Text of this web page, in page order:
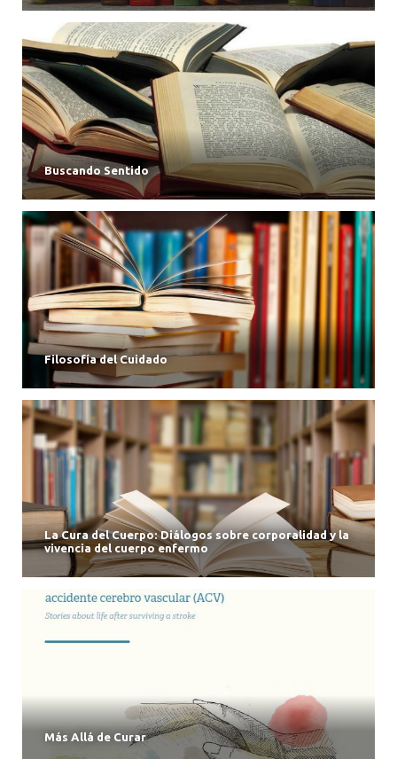
Buscando Sentido
Filosofía del Cuidado
La Cura del Cuerpo: Diálogos sobre corporalidad y la
vivencia del cuerpo enfermo
Más Allá de Curar